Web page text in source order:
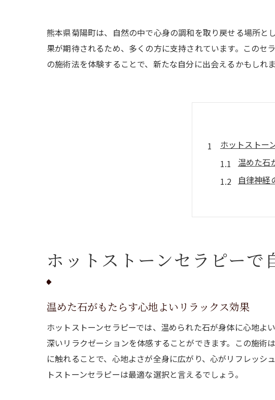
熊本県菊陽町は、自然の中で心身の調和を取り戻せる場所
果が期待されるため、多くの方に支持されています。このセ
の施術法を体験することで、新たな自分に出会えるかもしれま
ホットストー
温めた石
自律神経
菊陽町
ホットス
自分自
更年期の不調
温めた石
血行促
更年期の
ホットス
専門家に
ホットストーンセラピー
温めた石がもたらす心地よいリラックス効果
ホットストーンセラピーでは、温められた石が身体に心地よ
深いリラクゼーションを体感することができます。この施
に触れることで、心地よさが全身に広がり、心がリフレッ
トストーンセラピーは最適な選択と言えるでしょう。